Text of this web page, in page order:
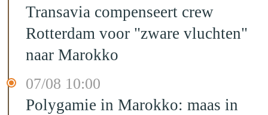
Transavia compenseert crew
Rotterdam voor "zware vluchten"
naar Marokko
07/08 10:00
Polygamie in Marokko: maas in